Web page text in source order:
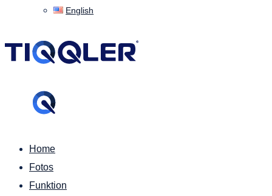
English
Home
Fotos
Funktion